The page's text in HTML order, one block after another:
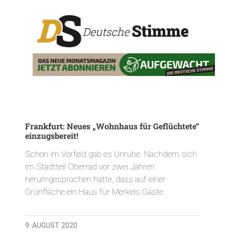
Frankfurt: Neues „Wohnhaus für Geflüchtete“
einzugsbereit!
Schon im Vorfeld gab es Unruhe. Nachdem sich
im Stadtteil Oberrad vor zwei Jahren
herumgesprochen hatte, dass auf einer
Grünfläche ein Haus für Merkels Gäste
9. AUGUST 2020